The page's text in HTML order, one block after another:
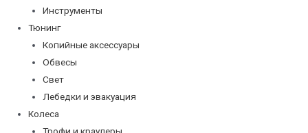
Инструменты
Тюнинг
Копийные аксессуары
Обвесы
Свет
Лебедки и эвакуация
Колеса